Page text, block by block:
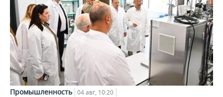
Промышленность 04 авг, 10:20